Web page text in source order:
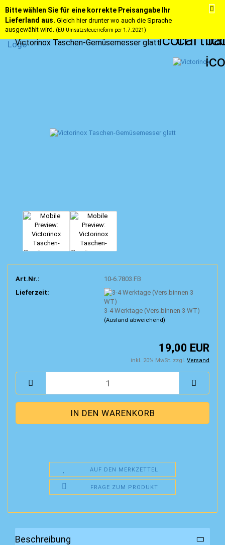
Bitte wählen Sie für eine korrekte Preisangabe Ihr
Lieferland aus. Gleich hier drunter wo auch die Sprache
ausgewählt wird. (EU-Umsatzsteuerreform per 1.7.2021)
Victorinox Taschen-Gemüsemesser glatt
Art.Nr.:
10-6.7803.FB
Lieferzeit:
3-4 Werktage (Vers.binnen 3 WT)
(Ausland abweichend)
19,00 EUR
inkl. 20% MwSt. zzgl. Versand
AUF DEN MERKZETTEL
FRAGE ZUM PRODUKT
Beschreibung